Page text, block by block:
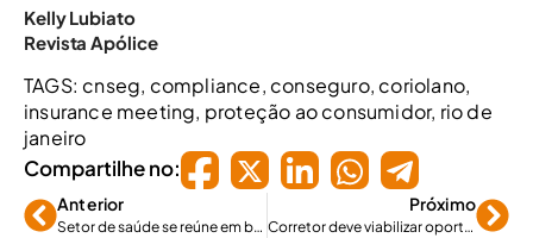
Kelly Lubiato
Revista Apólice
TAGS: cnseg, compliance, conseguro, coriolano,
insurance meeting, proteção ao consumidor, rio de
janeiro
Compartilhe no:
Anterior
Setor de saúde se reúne em busca de soluções
Próximo
Corretor deve viabilizar oportunidade de atuação em microsseguros